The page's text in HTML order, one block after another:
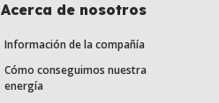
Acerca de nosotros
Información de la compañía
Cómo conseguimos nuestra
energía